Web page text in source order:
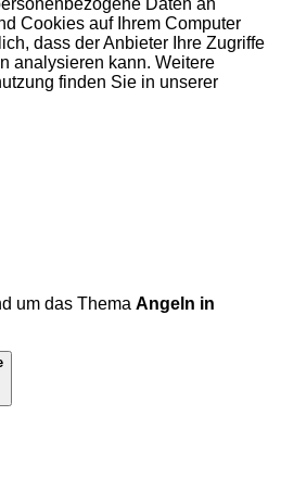
Cookies auf Ihrem Computer
dass der Anbieter Ihre Zugriffe
analysieren kann. Weitere
finden Sie in unserer
um das Thema Angeln in